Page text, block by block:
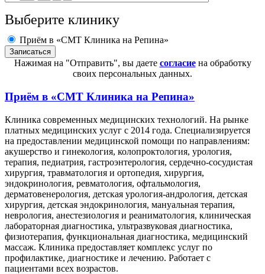
Выберите клинику
Приём в «СМТ Клиника на Репина»
Нажимая на "Отправить", вы даете согласиена обработку
своих персональных данных.
Приём в «СМТ Клиника на Репина»
Клиника современных медицинских технологий. На рынке
платных медицинских услуг с 2014 года. Специализируется
на предоставлении медицинской помощи по направлениям:
акушерство и гинекология, колопроктология, урология,
терапия, педиатрия, гастроэнтерология, сердечно-сосудистая
хирургия, травматология и ортопедия, хирургия,
эндокринология, ревматология, офтальмология,
дерматовенерология, детская урология-андрология, детская
хирургия, детская эндокринология, мануальная терапия,
неврология, анестезиология и реаниматология, клиническая
лабораторная диагностика, ультразвуковая диагностика,
физиотерапия, функциональная диагностика, медицинский
массаж. Клиника предоставляет комплекс услуг по
профилактике, диагностике и лечению. Работает с
пациентами всех возрастов.